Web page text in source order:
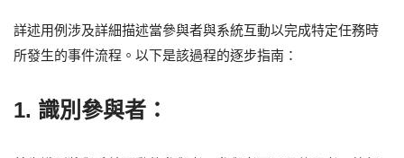
詳述用例涉及詳細描述當參與者與系統互動以完成特定任務時
所發生的事件流程。以下是該過程的逐步指南：
1. 識別參與者：